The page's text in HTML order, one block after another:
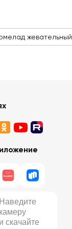
жевательный
Наведите
камеру
и скачайте